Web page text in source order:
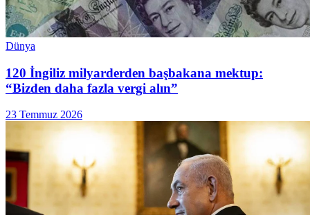
Dünya
120 İngiliz milyarderden başbakana mektup:
“Bizden daha fazla vergi alın”
23 Temmuz 2026